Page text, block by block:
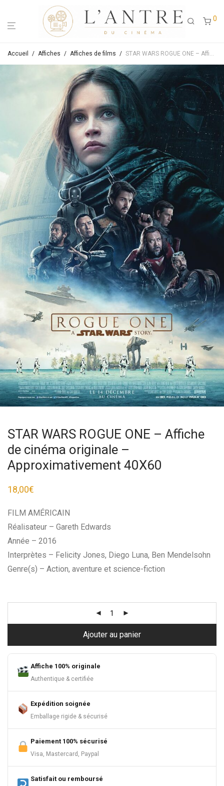
0
Accueil / Affiches / Affiches de films / STAR WARS ROGUE ONE – Affiche de cinéma originale – Approximativement 40X60
STAR WARS ROGUE ONE – Affiche
de cinéma originale –
Approximativement 40X60
18,00€
FILM AMÉRICAIN
Réalisateur – Gareth Edwards
Année – 2016
Interprètes – Felicity Jones, Diego Luna, Ben Mendelsohn
Genre(s) – Action, aventure et science-fiction
Ajouter au panier
Affiche 100% originale
Authentique & certifiée
Expédition soignée
Emballage rigide & sécurisé
Paiement 100% sécurisé
Visa, Mastercard, Paypal
Satisfait ou remboursé